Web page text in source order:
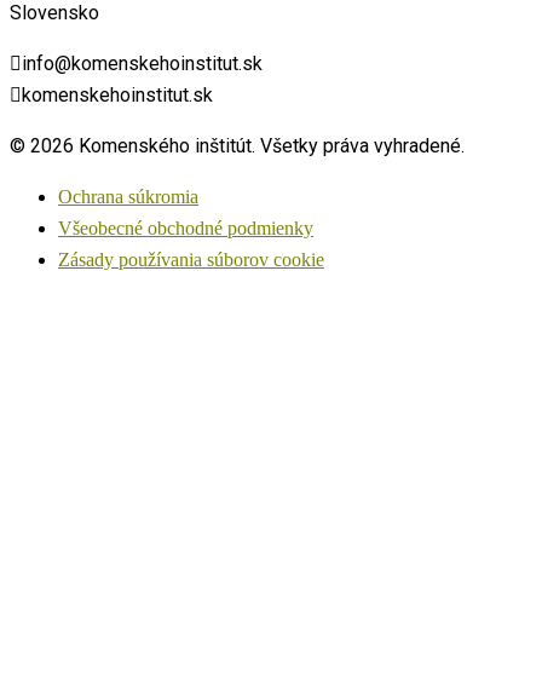
Slovensko
info@komenskehoinstitut.sk
komenskehoinstitut.sk
© 2026 Komenského inštitút. Všetky práva vyhradené.
Ochrana súkromia
Všeobecné obchodné podmienky
Zásady používania súborov cookie